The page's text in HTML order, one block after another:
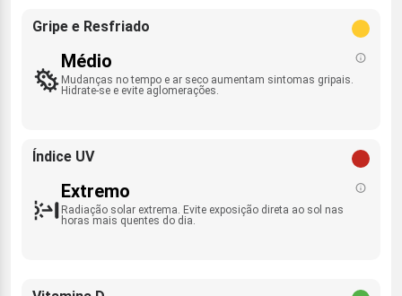
Gripe e Resfriado
Médio
Mudanças no tempo e ar seco aumentam sintomas gripais.
Hidrate-se e evite aglomerações.
Índice UV
Extremo
Radiação solar extrema. Evite exposição direta ao sol nas
horas mais quentes do dia.